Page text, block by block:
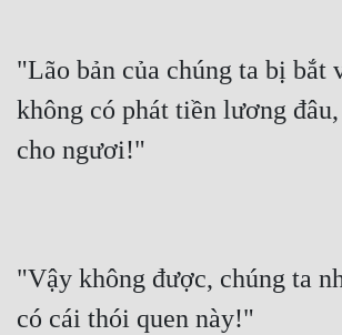
"Lão bản của chúng ta bị bắt
không có phát tiền lương
cho ngươi!"
"Vậy không được, chúng ta
có cái thói quen này!"